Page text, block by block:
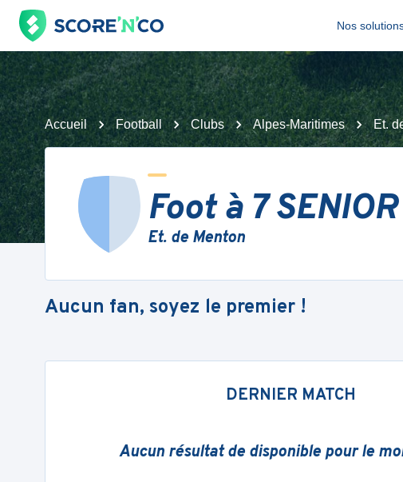
Nos
Accueil Football Clubs Alpes-Maritimes Et.
Foot à 7 SENIOR
Et. de Menton
Aucun fan, soyez le premier !
DERNIER MATCH
Aucun résultat de disponible pour le